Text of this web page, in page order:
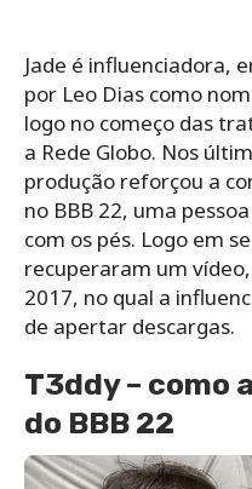
Jade é influenciadora,
por Leo Dias como
logo no começo das
a Rede Globo. Nos
produção reforçou a
no BBB 22, uma
com os pés. Logo em
recuperaram um
2017, no qual a
de apertar descargas.
T3ddy – como
do BBB 22